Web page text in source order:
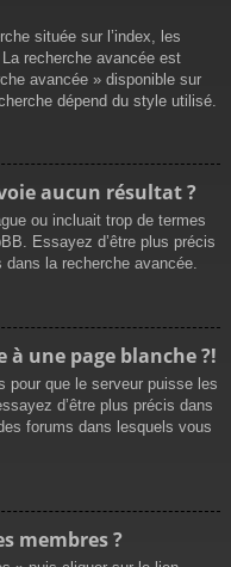
située sur l’index, les
recherche avancée est
avancée » disponible sur
dépend du style utilisé.
aucun résultat ?
ou incluait trop de termes
Essayez d’être plus précis
la recherche avancée.
une page blanche ?!
pour que le serveur puisse les
d’être plus précis dans
forums dans lesquels vous
membres ?